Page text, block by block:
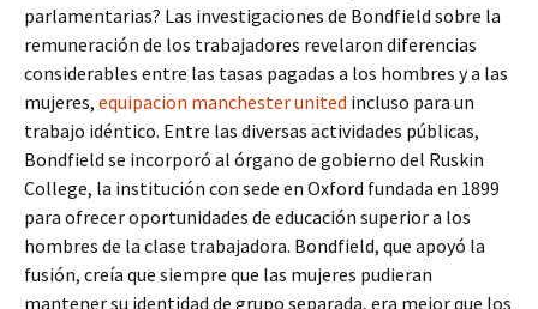
parlamentarias? Las investigaciones de Bondfield sobre la
remuneración de los trabajadores revelaron diferencias
considerables entre las tasas pagadas a los hombres y a las
mujeres, equipacion manchester united incluso para un
trabajo idéntico. Entre las diversas actividades públicas,
Bondfield se incorporó al órgano de gobierno del Ruskin
College, la institución con sede en Oxford fundada en 1899
para ofrecer oportunidades de educación superior a los
hombres de la clase trabajadora. Bondfield, que apoyó la
fusión, creía que siempre que las mujeres pudieran
mantener su identidad de grupo separada, era mejor que los